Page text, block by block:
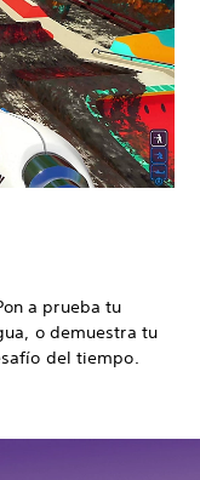
a prueba tu
o demuestra tu
del tiempo.